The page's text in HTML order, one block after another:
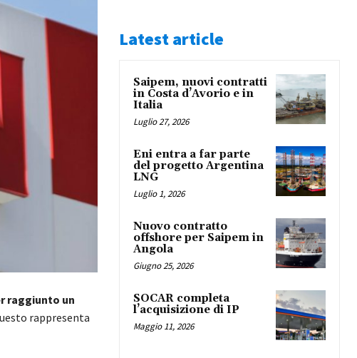
raggiunto un
rappresenta
Latest article
Saipem, nuovi contratti
in Costa d’Avorio e in
Italia
Luglio 27, 2026
Eni entra a far parte
del progetto Argentina
LNG
Luglio 1, 2026
Nuovo contratto
offshore per Saipem in
Angola
Giugno 25, 2026
SOCAR completa
l’acquisizione di IP
Maggio 11, 2026